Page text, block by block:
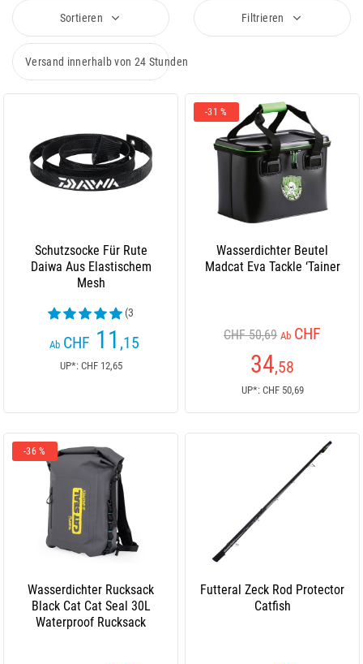
Sortieren Filtrieren
Versand innerhalb von 24 Stunden
Schutzsocke Für Rute
Daiwa Aus Elastischem
Mesh
(3
Kundenrezensionen)
Ab CHF 11 ,15
UP*: CHF 12,65
-31 %
Wasserdichter Beutel
Madcat Eva Tackle ‘Tainer
CHF 50,69 Ab CHF
34,58
UP*: CHF 50,69
-36 %
Wasserdichter Rucksack
Black Cat Cat Seal 30L
Waterproof Rucksack
Futteral Zeck Rod Protector
Catfish